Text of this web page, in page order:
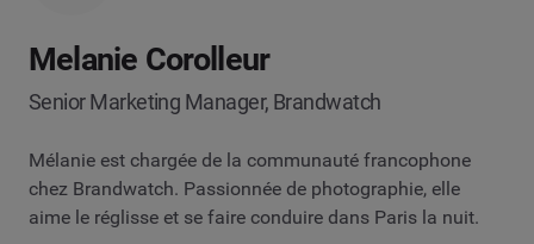
Melanie Corolleur
Senior Marketing Manager, Brandwatch
Mélanie est chargée de la communauté francophone
chez Brandwatch. Passionnée de photographie, elle
aime le réglisse et se faire conduire dans Paris la nuit.